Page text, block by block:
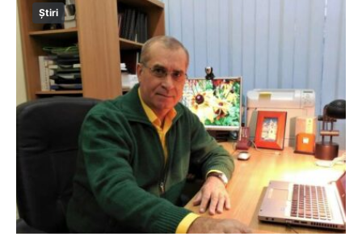
Știri